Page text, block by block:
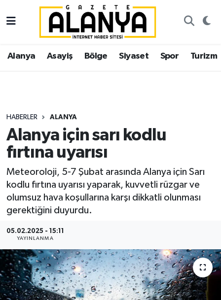
Alanya Asayiş Bölge Siyaset Spor Turizm
HABERLER ALANYA
Alanya için sarı kodlu
fırtına uyarısı
Meteoroloji, 5-7 Şubat arasında Alanya için Sarı
kodlu fırtına uyarısı yaparak, kuvvetli rüzgar ve
olumsuz hava koşullarına karşı dikkatli olunması
gerektiğini duyurdu.
05.02.2025 - 15:11
YAYINLANMA
Alanya
Asayiş
Siyaset
Spor
Ekonomi
Gazipaşa
İstanbul Nöbetçi Eczaneler
İstanbul Hava Durumu
Süper Lig Puan Durumu ve Fikstür
Tüm Manşetler
Son Dakika Haberleri
Haber Arşivi